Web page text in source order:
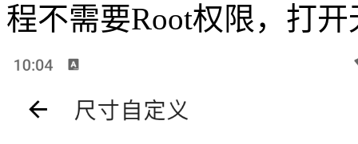
程不需要Root权限，打